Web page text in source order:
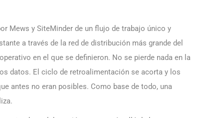
Mews y SiteMinder de un flujo de trabajo único y
a través de la red de distribución más grande del
en el que se definieron. No se pierde nada en la
datos. El ciclo de retroalimentación se acorta y los
antes no eran posibles. Como base de todo, una